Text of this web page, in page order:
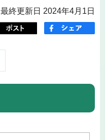
最終更新日 2024年4月1日